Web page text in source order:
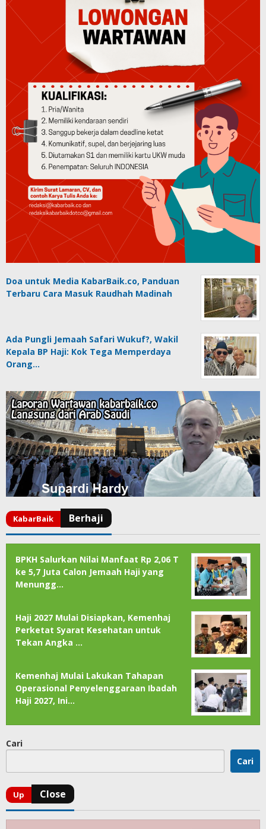
Doa untuk Media KabarBaik.co, Panduan
Terbaru Cara Masuk Raudhah Madinah
Ada Pungli Jemaah Safari Wukuf?, Wakil
Kepala BP Haji: Kok Tega Memperdaya
Orang…
BPKH Salurkan Nilai Manfaat Rp 2,06 T
ke 5,7 Juta Calon Jemaah Haji yang
Menungg…
Haji 2027 Mulai Disiapkan, Kemenhaj
Perketat Syarat Kesehatan untuk
Tekan Angka …
Kemenhaj Mulai Lakukan Tahapan
Operasional Penyelenggaraan Ibadah
Haji 2027, Ini…
Cari
Cari